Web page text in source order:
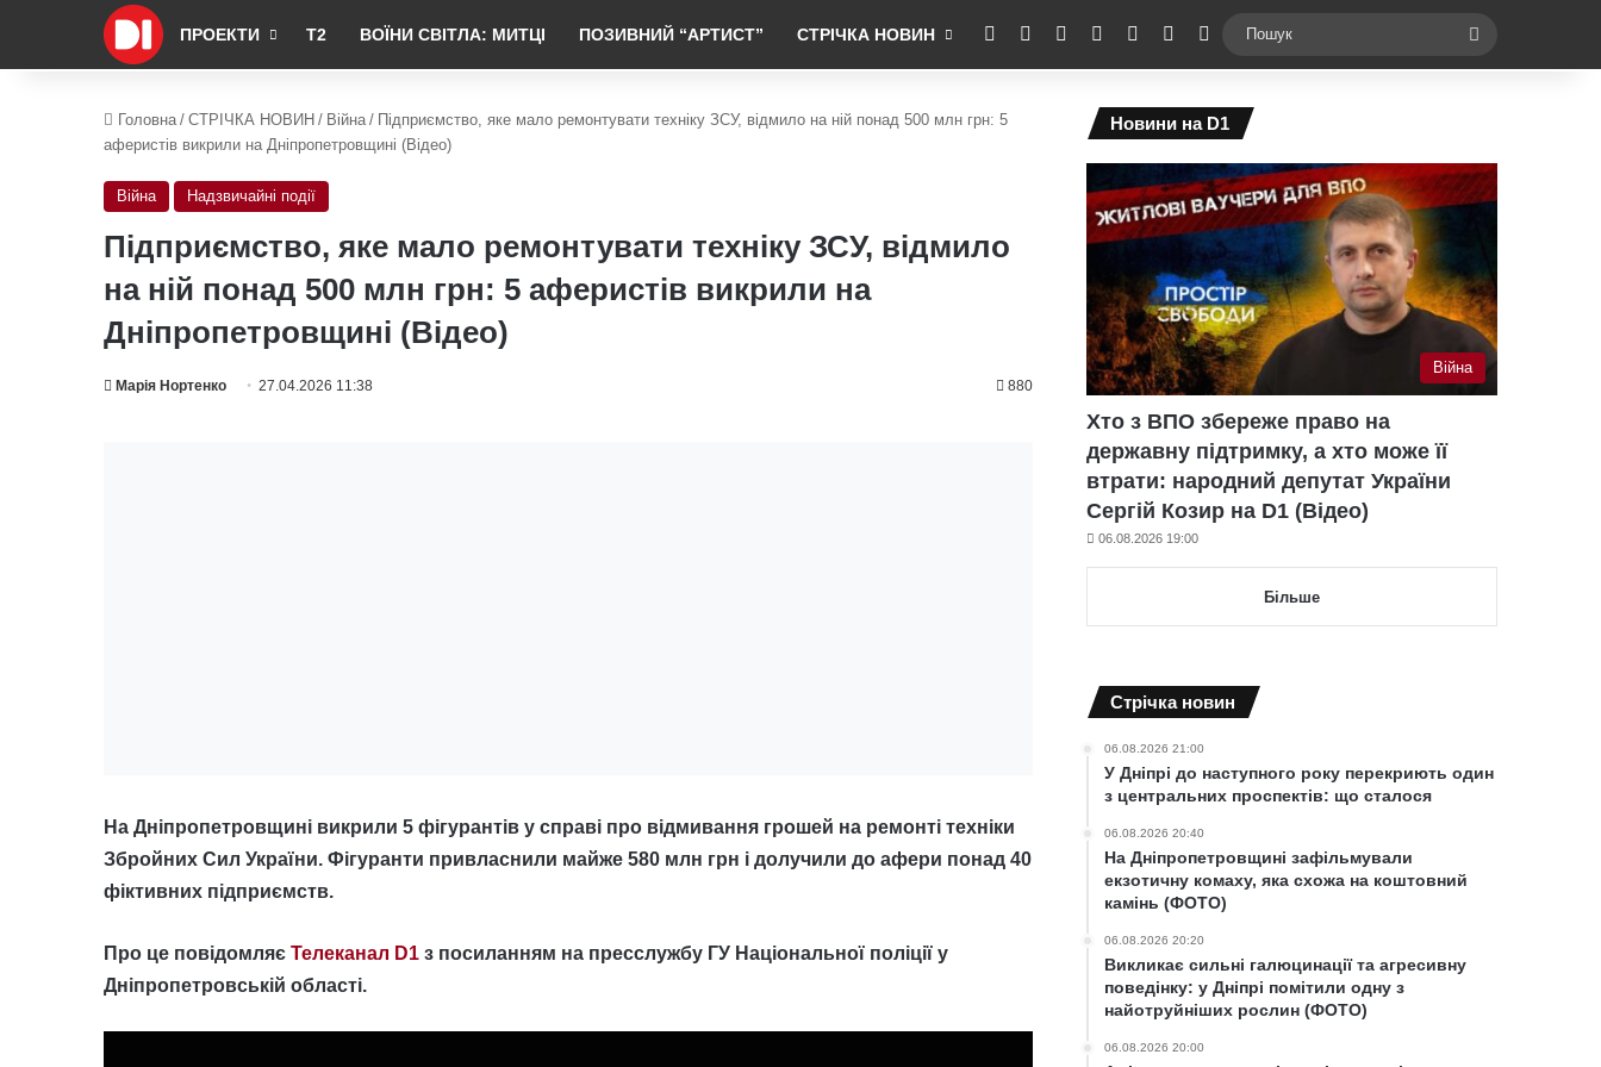
ПРОЕКТИ Т2 ВОЇНИ СВІТЛА: МИТЦІ ПОЗИВНИЙ “АРТИСТ” СТРІЧКА НОВИН RSS Facebook YouTubeInstagramTelegramSwitch skin
Головна / СТРІЧКА НОВИН / Війна / Підприємство, яке мало ремонтувати техніку ЗСУ, відмило на ній понад 500 млн грн: 5
аферистів викрили на Дніпропетровщині (Відео)
Війна Надзвичайні події
Підприємство, яке мало ремонтувати техніку ЗСУ, відмило
на ній понад 500 млн грн: 5 аферистів викрили на
Дніпропетровщині (Відео)
Марія Нортенко 27.04.2026 11:38 880
На Дніпропетровщині викрили 5 фігурантів у справі про відмивання грошей на ремонті техніки
Збройних Сил України. Фігуранти привласнили майже 580 млн грн і долучили до афери понад 40
фіктивних підприємств.
Про це повідомляє Телеканал D1 з посиланням на пресслужбу ГУ Національної поліції у
Дніпропетровській області.
Новини на D1
Війна
Хто з ВПО збереже право на
державну підтримку, а хто може її
втрати: народний депутат України
Сергій Козир на D1 (Відео)
06.08.2026 19:00
Більше
Cтрічка новин
06.08.2026 21:00
У Дніпрі до наступного року перекриють один
з центральних проспектів: що сталося
06.08.2026 20:40
На Дніпропетровщині зафільмували
екзотичну комаху, яка схожа на коштовний
камінь (ФОТО)
06.08.2026 20:20
Викликає сильні галюцинації та агресивну
поведінку: у Дніпрі помітили одну з
найотруйніших рослин (ФОТО)
06.08.2026 20:00